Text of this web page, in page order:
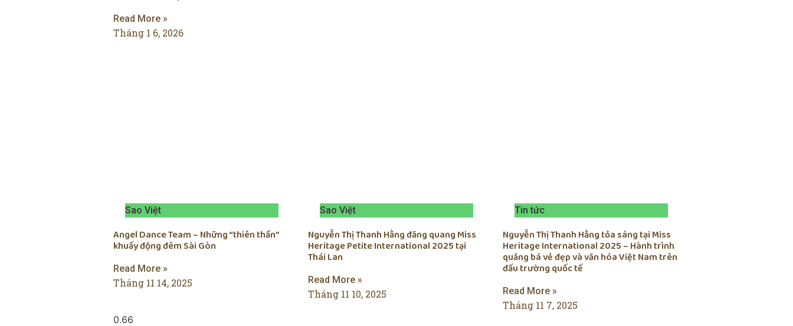
Read More »
Tháng 1 6, 2026
Sao Việt
Angel Dance Team – Những “thiên thần”
khuấy động đêm Sài Gòn
Read More »
Tháng 11 14, 2025
Sao Việt
Nguyễn Thị Thanh Hằng đăng quang Miss
Heritage Petite International 2025 tại
Thái Lan
Read More »
Tháng 11 10, 2025
Tin tức
Nguyễn Thị Thanh Hằng tỏa sáng tại Miss
Heritage International 2025 – Hành trình
quảng bá vẻ đẹp và văn hóa Việt Nam trên
đấu trường quốc tế
Read More »
Tháng 11 7, 2025